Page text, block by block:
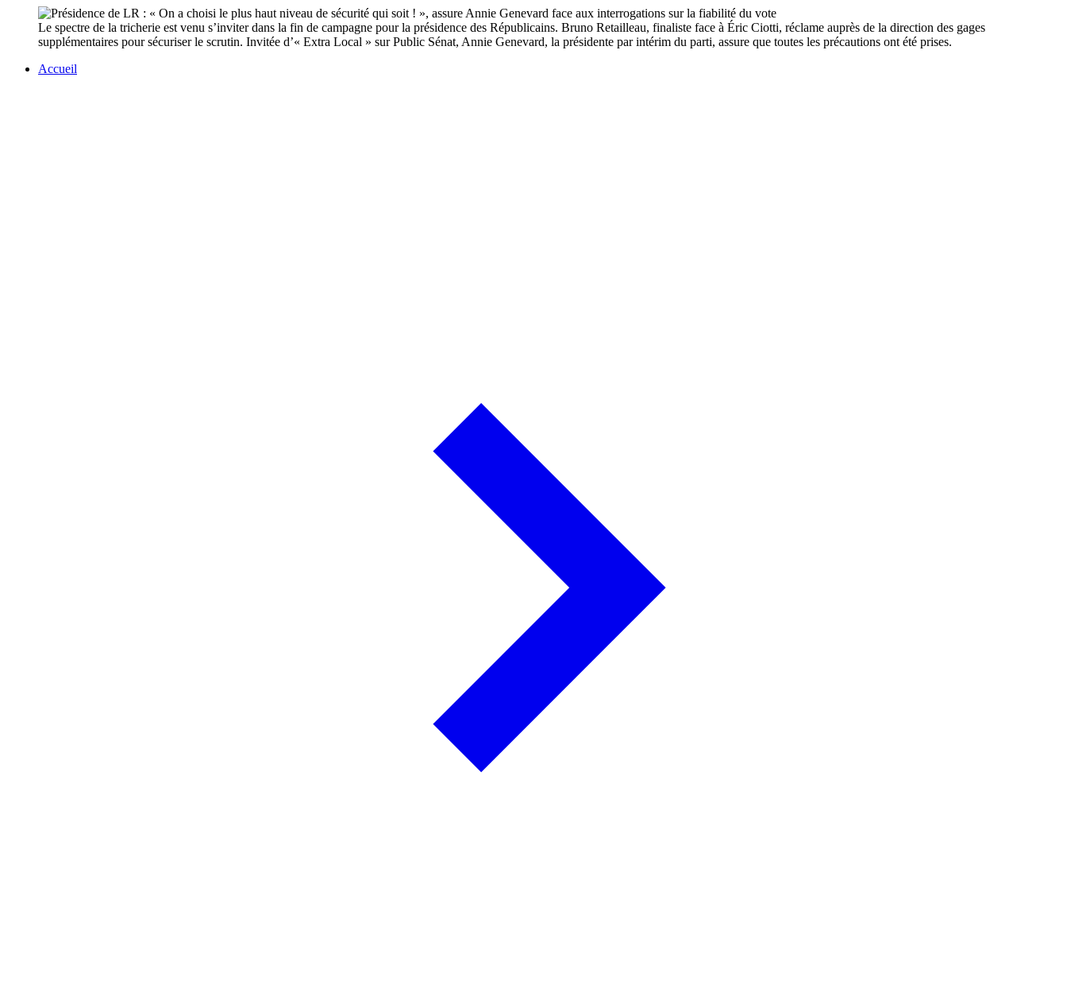
Le spectre de la tricherie est venu s’inviter dans la fin de campagne pour la présidence des Républicains. Bruno Retailleau, finaliste face à Éric Ciotti, réclame auprès de la direction des gages
supplémentaires pour sécuriser le scrutin. Invitée d’« Extra Local » sur Public Sénat, Annie Genevard, la présidente par intérim du parti, assure que toutes les précautions ont été prises.
Accueil